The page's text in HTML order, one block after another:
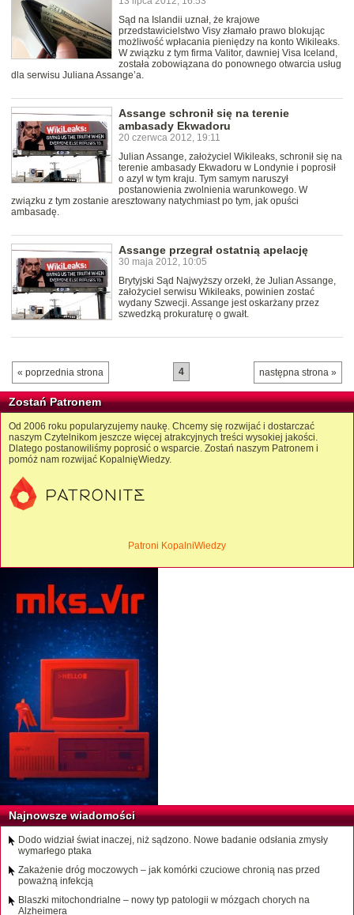
Sąd na Islandii uznał, że krajowe
przedstawicielstwo Visy złamało prawo blokując
możliwość wpłacania pieniędzy na konto Wikileaks.
W związku z tym firma Valitor, dawniej Visa Iceland,
została zobowiązana do ponownego otwarcia usług
dla serwisu Juliana Assange’a.
Assange schronił się na terenie
ambasady Ekwadoru
20 czerwca 2012, 19:11
Julian Assange, założyciel Wikileaks, schronił się na
terenie ambasady Ekwadoru w Londynie i poprosił
o azyl w tym kraju. Tym samym naruszył
postanowienia zwolnienia warunkowego. W
związku z tym zostanie aresztowany natychmiast po tym, jak opuści
ambasadę.
Assange przegrał ostatnią apelację
30 maja 2012, 10:05
Brytyjski Sąd Najwyższy orzekł, że Julian Assange,
założyciel serwisu Wikileaks, powinien zostać
wydany Szwecji. Assange jest oskarżany przez
szwedzką prokuraturę o gwałt.
« poprzednia strona następna strona »
4
Zostań Patronem
Od 2006 roku popularyzujemy naukę. Chcemy się rozwijać i dostarczać
naszym Czytelnikom jeszcze więcej atrakcyjnych treści wysokiej jakości.
Dlatego postanowiliśmy poprosić o wsparcie. Zostań naszym Patronem i
pomóż nam rozwijać KopalnięWiedzy.
Patroni KopalniWiedzy
Najnowsze wiadomości
Dodo widział świat inaczej, niż sądzono. Nowe badanie odsłania zmysły
wymarłego ptaka
Zakażenie dróg moczowych – jak komórki czuciowe chronią nas przed
poważną infekcją
Blaszki mitochondrialne – nowy typ patologii w mózgach chorych na
Alzheimera